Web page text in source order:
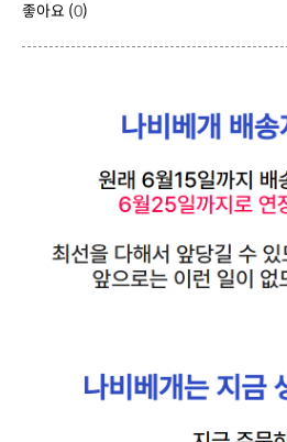
좋아요 (0)